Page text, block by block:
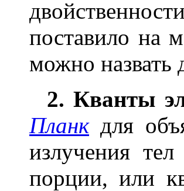
поставило на
можно назвать
2. Кванты
Планкдля
излучения
порции, или